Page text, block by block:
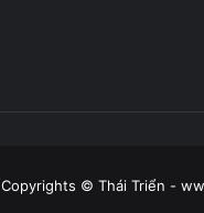
Copyrights © Thái Triển -